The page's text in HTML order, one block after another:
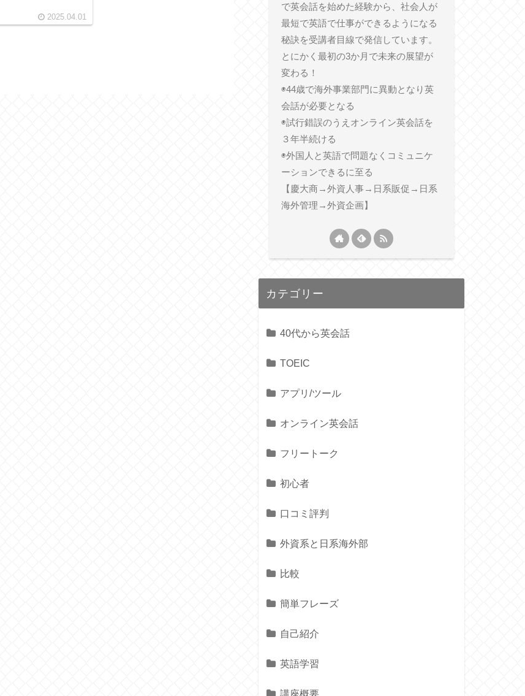
2025.04.01
で英会話を始めた経験から、社会人が
最短で英語で仕事ができるようになる
秘訣を受講者目線で発信しています。
とにかく最初の3か月で未来の展望が
変わる！
◉44歳で海外事業部門に異動となり英
会話が必要となる
◉試行錯誤のうえオンライン英会話を
３年半続ける
◉外国人と英語で問題なくコミュニケ
ーションできるに至る
【慶大商→外資人事→日系販促→日系
海外管理→外資企画】
カテゴリー
40代から英会話
TOEIC
アプリ/ツール
オンライン英会話
フリートーク
初心者
口コミ評判
外資系と日系海外部
比較
簡単フレーズ
自己紹介
英語学習
講座概要